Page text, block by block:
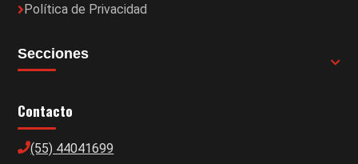
Política de Privacidad
Secciones
Contacto
(55) 44041699